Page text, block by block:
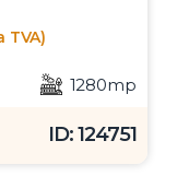
TVA)
1280mp
ID: 124751